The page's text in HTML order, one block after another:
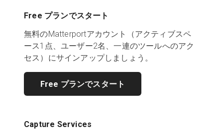
Free プランでスタート
無料のMatterportアカウント（アクティブスペ
ース1点、ユーザー2名、一連のツールへのアク
セス）にサインアップしましょう。
Free プランでスタート
Capture Services